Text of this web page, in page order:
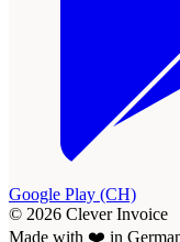
Google Play (CH)
© 2026 Clever Invoice
Made with ❤️ in